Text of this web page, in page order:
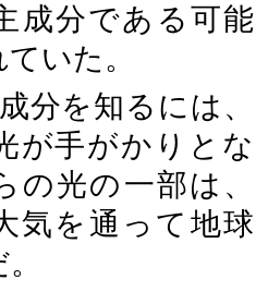
成分である可能
いた。
分を知るには、
が手がかりとな
の光の一部は、
気を通って地球